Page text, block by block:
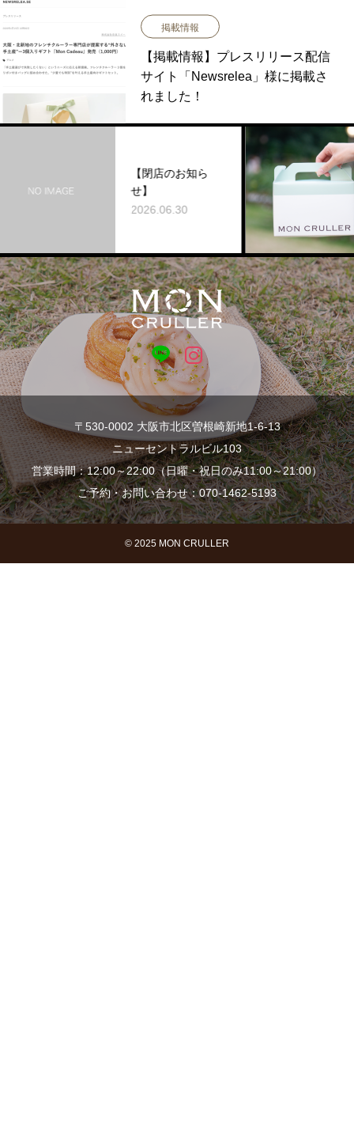
掲載情報
【掲載情報】プレスリリース配信
サイト「Newsrelea」様に掲載さ
れました！
【閉店のお知ら
2026.06.30
思
た
も
〒530-0002 大阪市北区曽根崎新地1-6-13
ニューセントラルビル103
営業時間：12:00～22:00（日曜・祝日のみ11:00～21:00）
ご予約・お問い合わせ：070-1462-5193
© 2025 MON CRULLER